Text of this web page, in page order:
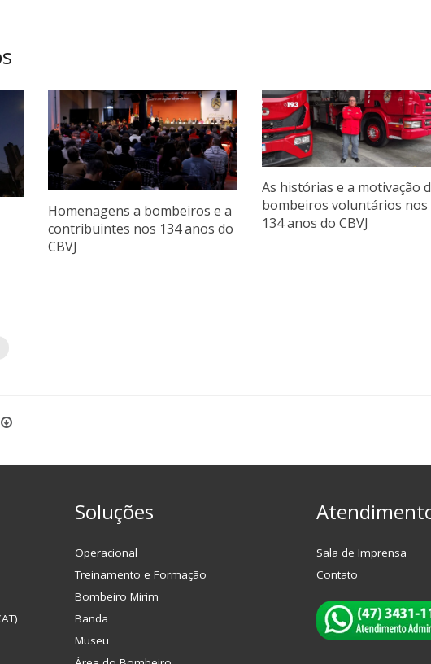
Homenagens a bombeiros e a
contribuintes nos 134 anos do
CBVJ
As histórias e a motivação
bombeiros voluntários nos
134 anos do CBVJ
Soluções
Operacional
Treinamento e Formação
Bombeiro Mirim
Banda
Museu
Sala de Imprensa
Contato